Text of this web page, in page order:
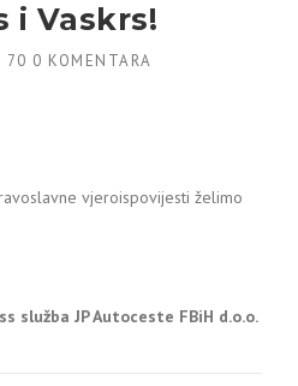
i Vaskrs!
70 0 KOMENTARA
vjeroispovijesti želimo
služba JP Autoceste FBiH d.o.o.